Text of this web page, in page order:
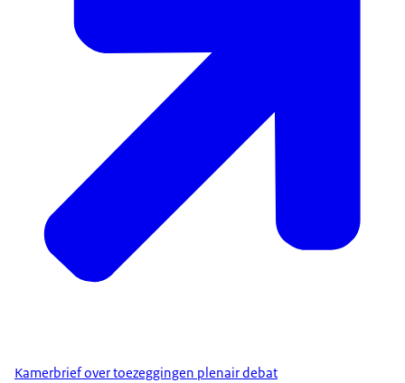
Kamerbrief over toezeggingen plenair debat